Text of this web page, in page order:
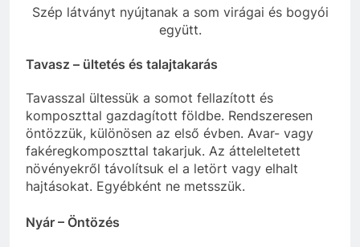
Szép látványt nyújtanak a som virágai és bogyói
együtt.
Tavasz – ültetés és talajtakarás
Tavasszal ültessük a somot fellazított és
komposzttal gazdagított földbe. Rendszeresen
öntözzük, különösen az első évben. Avar- vagy
fakéregkomposzttal takarjuk. Az átteleltetett
növényekről távolítsuk el a letört vagy elhalt
hajtásokat. Egyébként ne metsszük.
Nyár – Öntözés